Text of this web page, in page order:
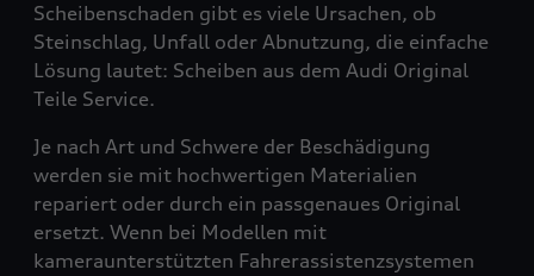
Scheibenschaden gibt es viele Ursachen, ob
Steinschlag, Unfall oder Abnutzung, die einfache
Lösung lautet: Scheiben aus dem Audi Original
Teile Service.
Je nach Art und Schwere der Beschädigung
werden sie mit hochwertigen Materialien
repariert oder durch ein passgenaues Original
ersetzt. Wenn bei Modellen mit
kameraunterstützten Fahrerassistenzsystemen